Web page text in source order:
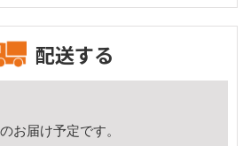
配送する
お届け予定です。